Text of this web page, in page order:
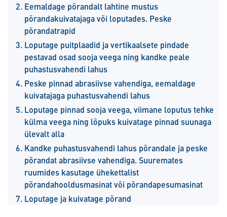
Eemaldage põrandalt lahtine mustus
põrandakuivatajaga või loputades. Peske
põrandatrapid
Loputage puitplaadid ja vertikaalsete pindade
pestavad osad sooja veega ning kandke peale
puhastusvahendi lahus
Peske pinnad abrasiivse vahendiga, eemaldage
kuivatajaga puhastusvahendi lahus
Loputage pinnad sooja veega, viimane loputus tehke
külma veega ning lõpuks kuivatage pinnad suunaga
ülevalt alla
Kandke puhastusvahendi lahus põrandale ja peske
põrandat abrasiivse vahendiga. Suuremates
ruumides kasutage ühekettalist
põrandahooldusmasinat või põrandapesumasinat
Loputage ja kuivatage põrand